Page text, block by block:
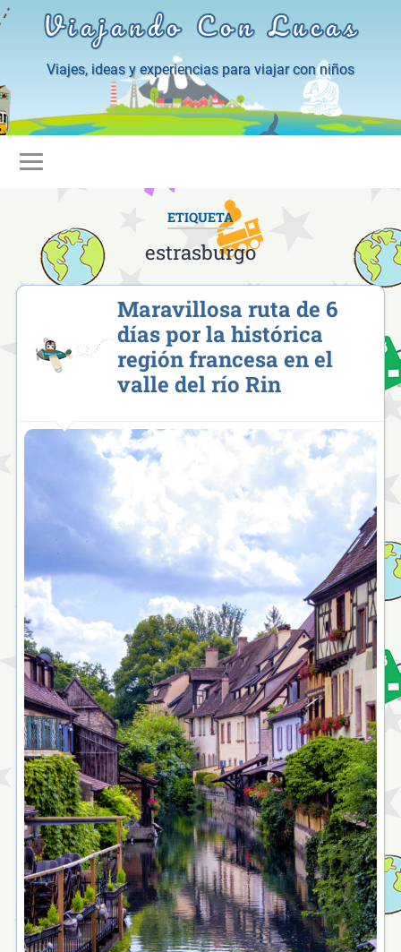
Viajando Con Lucas
Viajes, ideas y experiencias para viajar con niños
ETIQUETA
estrasburgo
Maravillosa ruta de 6
días por la histórica
región francesa en el
valle del río Rin